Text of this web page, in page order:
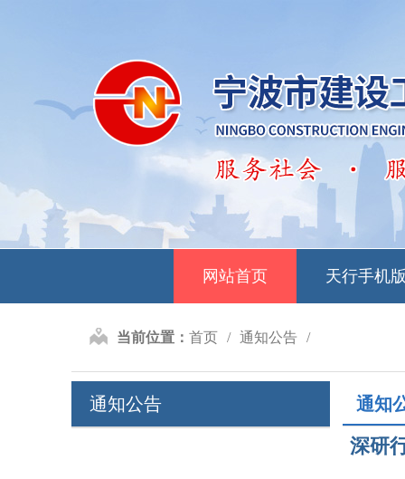
网站首页 天行手机
当前位置： 首页 通知公告
通知公告 通知
深研